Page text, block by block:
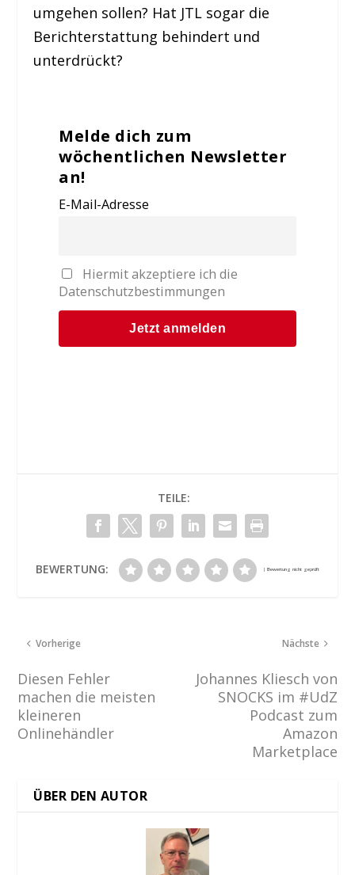
umgehen sollen? Hat JTL sogar die
Berichterstattung behindert und
unterdrückt?
Melde dich zum
wöchentlichen Newsletter
an!
E-Mail-Adresse
Hiermit akzeptiere ich die
Datenschutzbestimmungen
TEILE:
BEWERTUNG:
Vorherige
Diesen Fehler
machen die meisten
kleineren
Onlinehändler
Nächste
Johannes Kliesch von
SNOCKS im #UdZ
Podcast zum
Amazon
Marketplace
ÜBER DEN AUTOR